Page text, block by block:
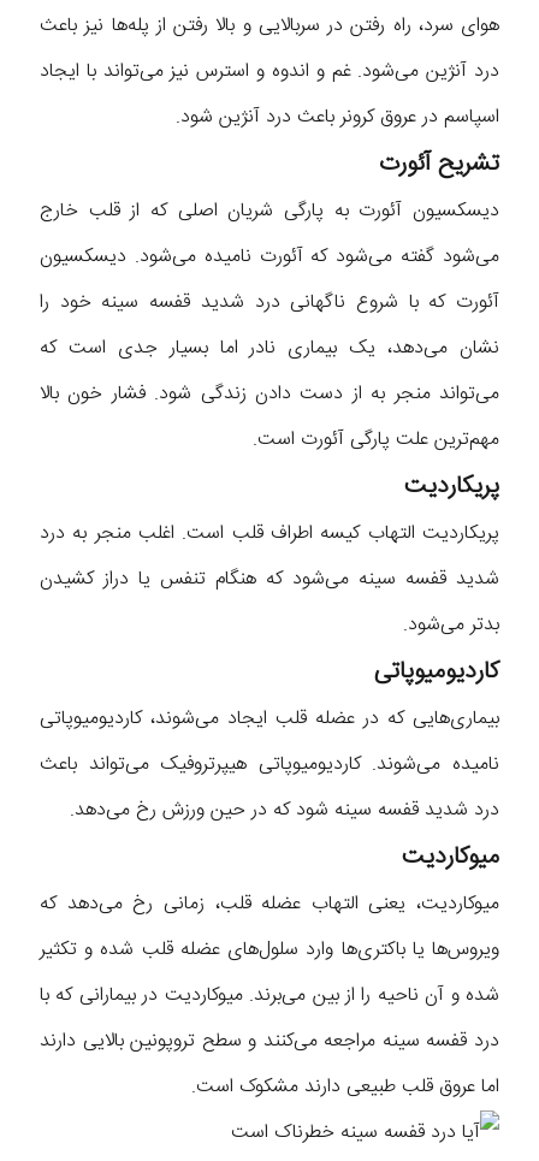
هوای سرد، راه رفتن در سربالایی و بالا رفتن از پله‌ها نیز باعث
درد آنژین می‌شود. غم و اندوه و استرس نیز می‌تواند با ایجاد
اسپاسم در عروق کرونر باعث درد آنژین شود.
تشریح آئورت
دیسکسیون آئورت به پارگی شریان اصلی که از قلب خارج
می‌شود گفته می‌شود که آئورت نامیده می‌شود. دیسکسیون
آئورت که با شروع ناگهانی درد شدید قفسه سینه خود را
نشان می‌دهد، یک بیماری نادر اما بسیار جدی است که
می‌تواند منجر به از دست دادن زندگی شود. فشار خون بالا
مهم‌ترین علت پارگی آئورت است.
پریکاردیت
پریکاردیت التهاب کیسه اطراف قلب است. اغلب منجر به درد
شدید قفسه سینه می‌شود که هنگام تنفس یا دراز کشیدن
بدتر می‌شود.
کاردیومیوپاتی
بیماری‌هایی که در عضله قلب ایجاد می‌شوند، کاردیومیوپاتی
نامیده می‌شوند. کاردیومیوپاتی هیپرتروفیک می‌تواند باعث
درد شدید قفسه سینه شود که در حین ورزش رخ می‌دهد.
میوکاردیت
میوکاردیت، یعنی التهاب عضله قلب، زمانی رخ می‌دهد که
ویروس‌ها یا باکتری‌ها وارد سلول‌های عضله قلب شده و تکثیر
شده و آن ناحیه را از بین می‌برند. میوکاردیت در بیمارانی که با
درد قفسه سینه مراجعه می‌کنند و سطح تروپونین بالایی دارند
اما عروق قلب طبیعی دارند مشکوک است.